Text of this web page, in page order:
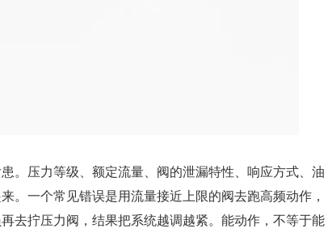
。压力等级、额定流量、阀的泄漏特性、响应方式、油
。一个常见错误是用流量接近上限的阀去跑高频动作，
去拧压力阀，结果把系统越调越紧。能动作，不等于能